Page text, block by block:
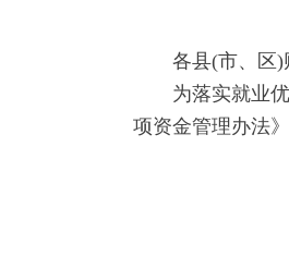
各县(市、区)财
为落实就业优
项资金管理办法